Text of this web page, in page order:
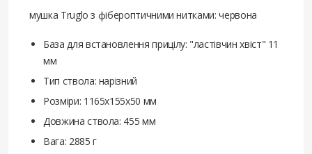
мушка Truglo з фібероптичними нитками: червона
База для встановлення прицілу: "ластівчин хвіст" 11
мм
Тип ствола: нарізний
Розміри: 1165х155х50 мм
Довжина ствола: 455 мм
Вага: 2885 г